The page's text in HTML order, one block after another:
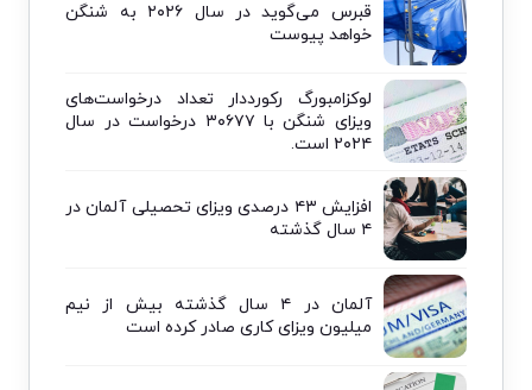
قبرس می‌گوید در سال ۲۰۲۶ به شنگن
خواهد پیوست
لوکزامبورگ رکورددار تعداد درخواست‌های
ویزای شنگن با ۳۰۶۷۷ درخواست در سال
۲۰۲۴ است.
افزایش ۴۳ درصدی ویزای تحصیلی آلمان در
۴ سال گذشته
آلمان در ۴ سال گذشته بیش از نیم
میلیون ویزای کاری صادر کرده است